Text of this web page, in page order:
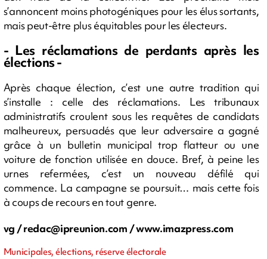
s’annoncent moins photogéniques pour les élus sortants,
mais peut-être plus équitables pour les électeurs.
- Les réclamations de perdants après les
élections -
Après chaque élection, c’est une autre tradition qui
s’installe : celle des réclamations. Les tribunaux
administratifs croulent sous les requêtes de candidats
malheureux, persuadés que leur adversaire a gagné
grâce à un bulletin municipal trop flatteur ou une
voiture de fonction utilisée en douce. Bref, à peine les
urnes refermées, c’est un nouveau défilé qui
commence. La campagne se poursuit… mais cette fois
à coups de recours en tout genre.
vg /redac@ipreunion.com / www.imazpress.com
Municipales, élections, réserve électorale